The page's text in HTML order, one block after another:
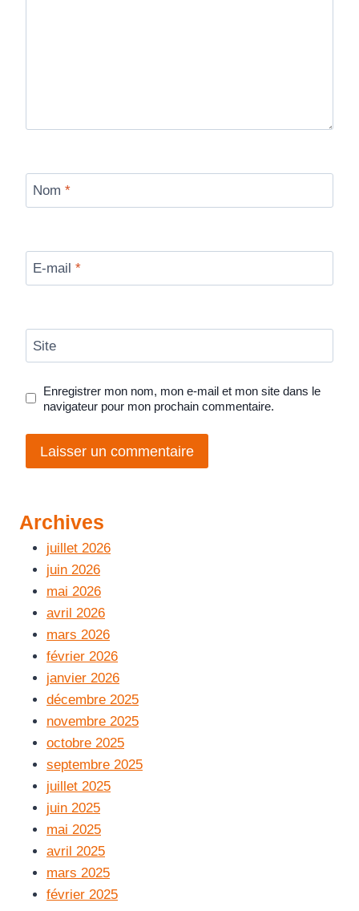
Nom *
E-mail *
Site
Enregistrer mon nom, mon e-mail et mon site dans le
navigateur pour mon prochain commentaire.
Archives
juillet 2026
juin 2026
mai 2026
avril 2026
mars 2026
février 2026
janvier 2026
décembre 2025
novembre 2025
octobre 2025
septembre 2025
juillet 2025
juin 2025
mai 2025
avril 2025
mars 2025
février 2025